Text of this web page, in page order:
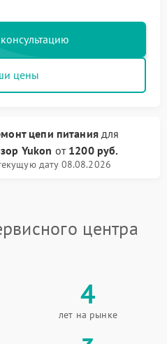
цены
цепи питаниядля
Yukon от 1200 руб.
дату 08.08.2026
центра
4
лет на рынке